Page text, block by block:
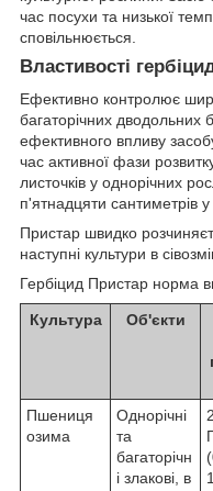
час посухи та низької
сповільнюється.
Властивості
Ефективно контролює
багаторічних
ефективного впливу
час активної фази
листочків у однорічних
п'ятнадцяти сантиметрів
Пристар швидко
наступні культури в
Гербіцид Пристар норма
Культура Об'єкти
Пшениця
озима
Однорічні
та
багаторічн
і злакові, в